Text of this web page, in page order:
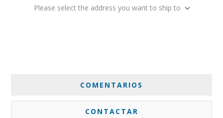
Please select the address you want to ship to
COMENTARIOS
CONTACTAR